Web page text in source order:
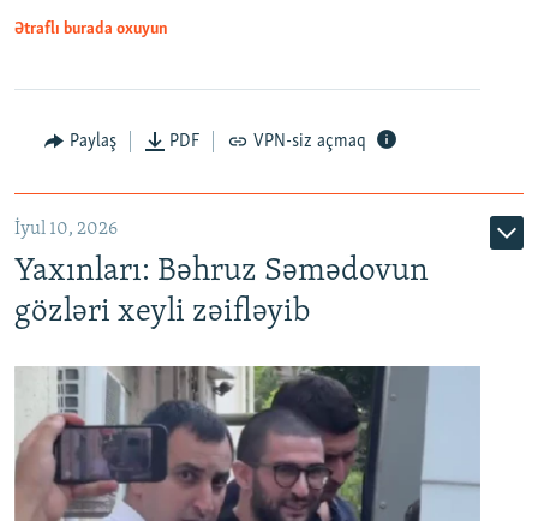
Ətraflı burada oxuyun
Paylaş PDF VPN-siz açmaq
İyul 10, 2026
Yaxınları: Bəhruz Səmədovun
gözləri xeyli zəifləyib